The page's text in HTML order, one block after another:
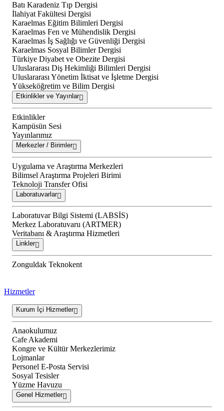
Batı Karadeniz Tıp Dergisi
İlahiyat Fakültesi Dergisi
Karaelmas Eğitim Bilimleri Dergisi
Karaelmas Fen ve Mühendislik Dergisi
Karaelmas İş Sağlığı ve Güvenliği Dergisi
Karaelmas Sosyal Bilimler Dergisi
Türkiye Diyabet ve Obezite Dergisi
Uluslararası Diş Hekimliği Bilimleri Dergisi
Uluslararası Yönetim İktisat ve İşletme Dergisi
Yükseköğretim ve Bilim Dergisi
Etkinlikler ve Yayınlar
Etkinlikler
Kampüsün Sesi
Yayınlarımız
Merkezler / Birimler
Uygulama ve Araştırma Merkezleri
Bilimsel Araştırma Projeleri Birimi
Teknoloji Transfer Ofisi
Laboratuvarlar
Laboratuvar Bilgi Sistemi (LABSİS)
Merkez Laboratuvaru (ARTMER)
Veritabanı & Araştırma Hizmetleri
Linkler
Zonguldak Teknokent
Hizmetler
Kurum İçi Hizmetler
Anaokulumuz
Cafe Akademi
Kongre ve Kültür Merkezlerimiz
Lojmanlar
Personel E-Posta Servisi
Sosyal Tesisler
Yüzme Havuzu
Genel Hizmetler